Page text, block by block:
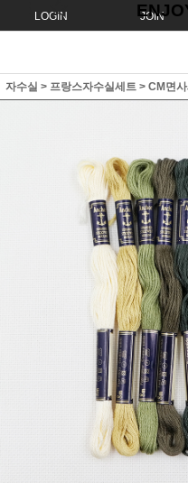
LOGIN JOIN
자수실 > 프랑스자수실세트 > CM면